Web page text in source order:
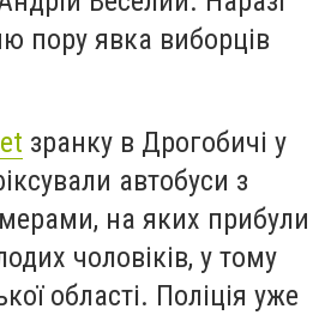
пору явка виборців
зранку в Дрогобичі у
автобуси з
на яких прибули
чоловіків, у тому
області. Поліція уже